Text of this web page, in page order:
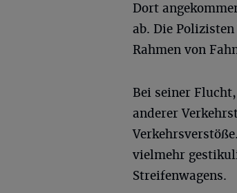
Dort
ab. Die
Rahmen von
Bei seiner
anderer
vielmehr
Streifenwagens.